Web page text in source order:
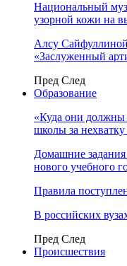
Национальный
узорной кожи на
Алсу
«Заслуженный
Пред След
Образование
«Куда они должны
школы за нехватку
Домашние задания
нового учебного
Правила
В российских
Пред След
Происшествия